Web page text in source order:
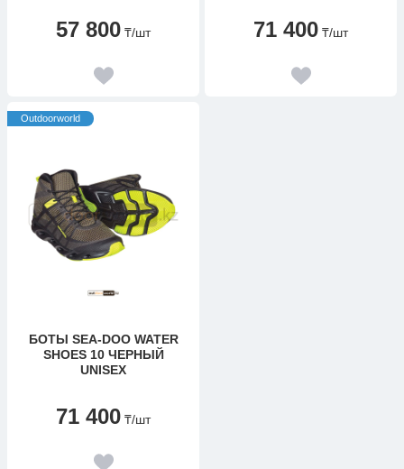
57 800 ₸/шт 71 400 ₸/шт
Outdoorworld
БОТЫ SEA-DOO WATER
SHOES 10 ЧЕРНЫЙ
UNISEX
71 400 ₸/шт